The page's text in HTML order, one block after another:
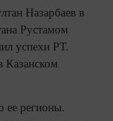
Назарбаев в
Рустамом
успехи РТ.
Казанском
ее регионы.